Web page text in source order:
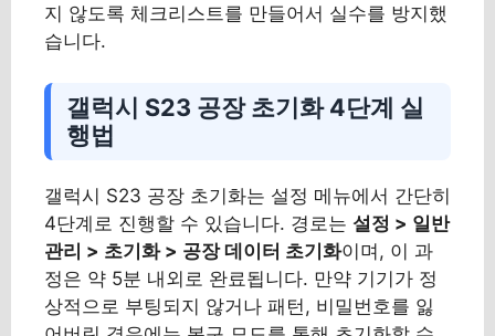
지 않도록 체크리스트를 만들어서 실수를 방지했
습니다.
갤럭시 S23 공장 초기화 4단계 실
행법
갤럭시 S23 공장 초기화는 설정 메뉴에서 간단히
4단계로 진행할 수 있습니다. 경로는 설정 > 일반
관리 > 초기화 > 공장 데이터 초기화이며, 이 과
정은 약 5분 내외로 완료됩니다. 만약 기기가 정
상적으로 부팅되지 않거나 패턴, 비밀번호를 잃